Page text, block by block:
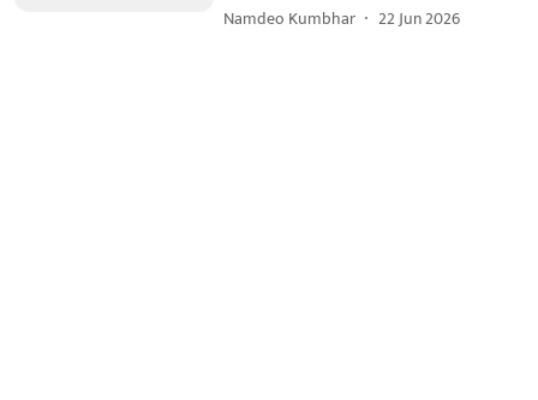
Namdeo Kumbhar 22 Jun 2026